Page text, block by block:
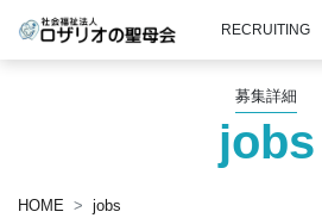
RECRUITING
募集詳細
jobs
HOME
jobs